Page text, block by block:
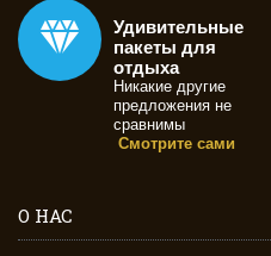
Удивительные
пакеты для
отдыха
Никакие другие
предложения не
сравнимы
Смотрите сами
О НАС